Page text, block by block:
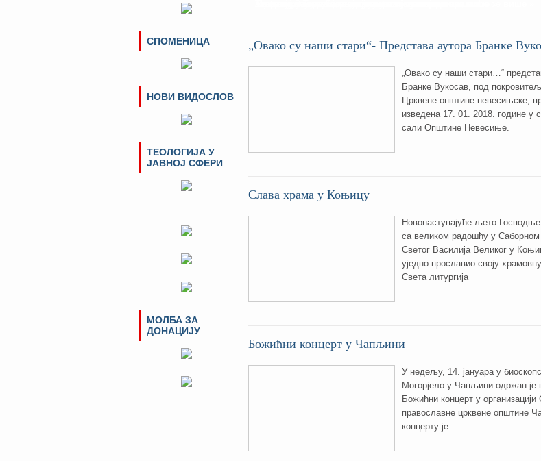
„Овако су наши стари“- Представа аутора Бранке
„Овако су наши стари…“
Бранке Вукосав, под
Црквене општине невесињске,
изведена 17. 01. 2018. године у
сали Општине Невесиње.
Слава храма у Коњицу
Новонаступајуће љето Господње
са великом радошћу у
Светог Василија Великог у
уједно прославио своју
Света литургија
Божићни концерт у Чапљини
У недељу, 14. јануара у
Могорјело у Чапљини одржан је
Божићни концерт у организацији
православне црквене општине
концерту је
СПОМЕНИЦА
НОВИ ВИДОСЛОВ
ТЕОЛОГИЈА У
ЈАВНОЈ СФЕРИ
МОЛБА ЗА
ДОНАЦИЈУ